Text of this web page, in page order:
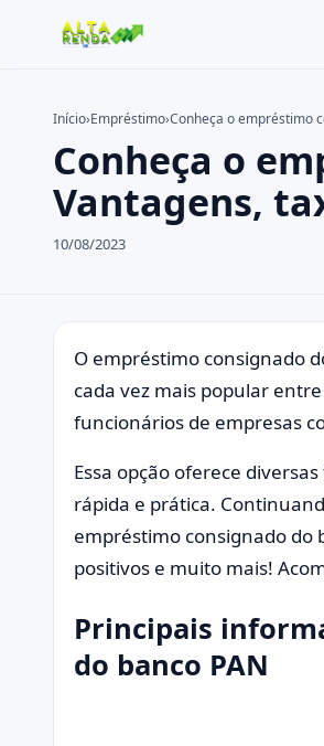
Buscar no site
Buscar por:
Pressione Enter para buscar ou ESC
Início›Empréstimo›Conheça o empréstimo
Conheça o
Vantagens,
10/08/2023
O empréstimo consignado
cada vez mais popular
funcionários de empresas
Essa opção oferece
rápida e prática.
empréstimo consignado do
positivos e muito mais!
Principais
do banco PAN